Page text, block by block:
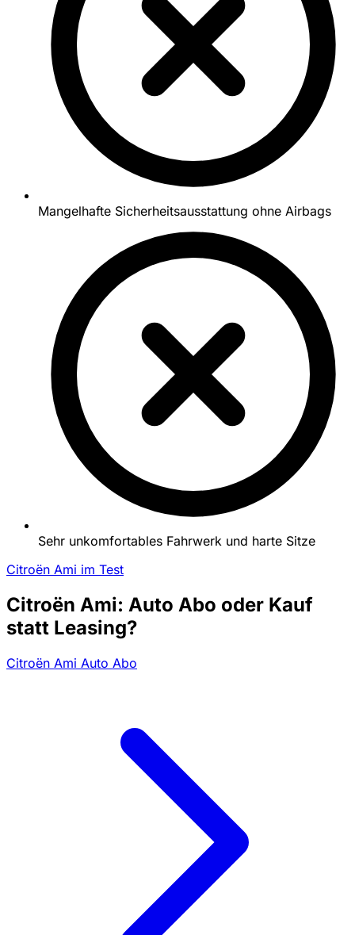
Mangelhafte Sicherheitsausstattung ohne Airbags
Sehr unkomfortables Fahrwerk und harte Sitze
Citroën Ami im Test
Citroën Ami: Auto Abo oder Kauf
statt Leasing?
Citroën Ami Auto Abo